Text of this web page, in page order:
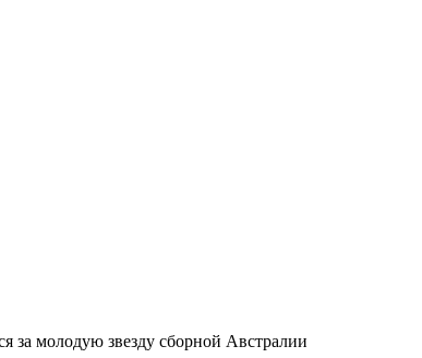
за молодую звезду сборной Австралии